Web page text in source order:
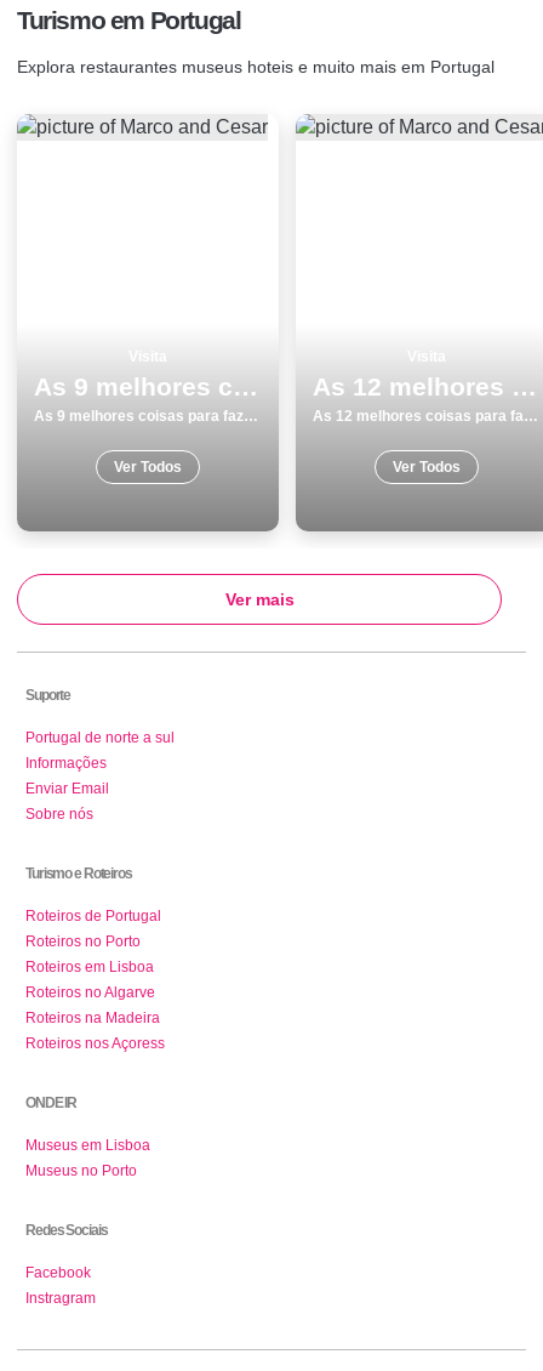
Turismo em Portugal
Explora restaurantes museus hoteis e muito mais em Portugal
As 9 melhores coisas para fazer e visitar em Sines
As 9 melhores coisas para fazer e visitar em Sines
Ver Todos
As 12 melhores coisas para fazer e visitar em Vila Nova de Gaia
As 12 melhores coisas para fazer e visitar em Vila Nova de Gaia
Ver Todos
Ver mais
Suporte
Portugal de norte a sul
Informações
Enviar Email
Sobre nós
Turismo e Roteiros
Roteiros de Portugal
Roteiros no Porto
Roteiros em Lisboa
Roteiros no Algarve
Roteiros na Madeira
Roteiros nos Açoress
ONDE IR
Museus em Lisboa
Museus no Porto
Redes Sociais
Facebook
Instragram